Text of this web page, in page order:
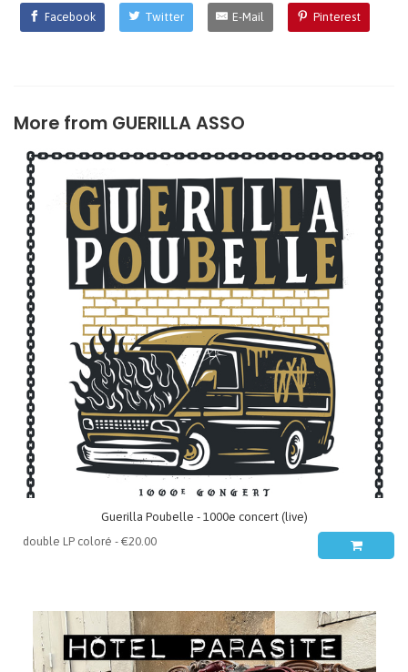
Facebook Twitter E-Mail Pinterest
More from GUERILLA ASSO
Guerilla Poubelle - 1000e concert (live)